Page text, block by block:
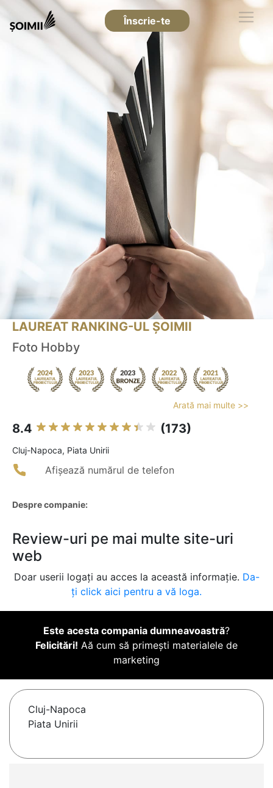
Înscrie-te
LAUREAT RANKING-UL ȘOIMII
Foto Hobby
Arată mai multe >>
8.4 (173)
Cluj-Napoca, Piata Unirii
Afișează numărul de telefon
Despre companie:
Review-uri pe mai multe site-uri
web
Doar userii logați au acces la această informație. Da-
ți click aici pentru a vă loga.
Este acesta compania dumneavoastră?
Felicitări! Aă cum să primești materialele de
marketing
Cluj-Napoca
Piata Unirii